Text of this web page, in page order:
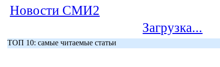
Новости СМИ2
Загрузка...
ТОП 10: самые читаемые статьи